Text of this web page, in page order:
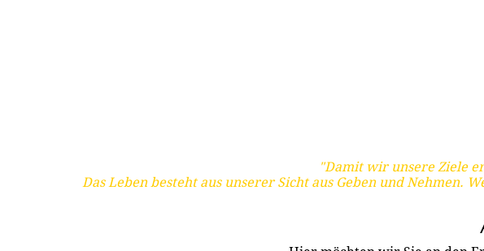
"Damit wir unsere Ziele
Das Leben besteht aus unserer Sicht aus Geben und